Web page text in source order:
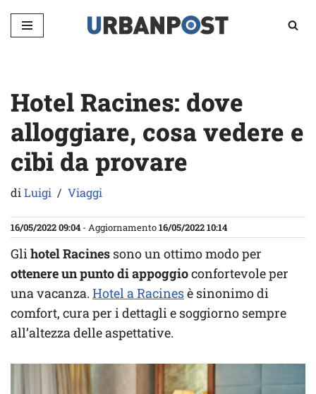
Vai
Hotel Racines: dove
alloggiare, cosa vedere e
cibi da provare
diLuigi Viaggi
16/05/2022 09:04 - Aggiornamento16/05/2022 10:14
Glihotel Racines sono un ottimo modo per
ottenere un punto di appoggioconfortevole per
una vacanza. Hotel a Racinesè sinonimo di
comfort, cura per i dettagli e soggiorno sempre
all’altezza delle aspettative.